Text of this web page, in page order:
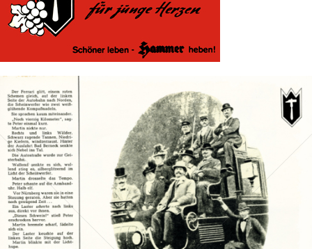
Bild-ID: 40267